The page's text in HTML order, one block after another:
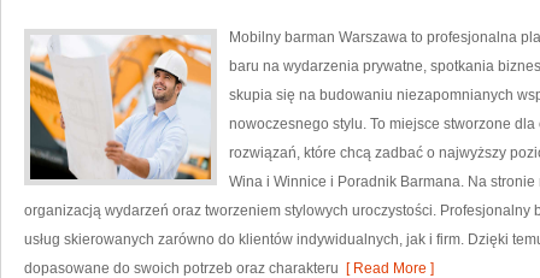
Mobilny barman Warszawa to profesjonalna
baru na wydarzenia prywatne, spotkania
skupia się na budowaniu niezapomnianych
nowoczesnego stylu. To miejsce stworzone
rozwiązań, które chcą zadbać o najwyższy
Wina i Winnice i Poradnik Barmana. Na
organizacją wydarzeń oraz tworzeniem stylowych uroczystości. Profesjonalny
usług skierowanych zarówno do klientów indywidualnych, jak i firm. Dzięki
dopasowane do swoich potrzeb oraz charakteru [ Read More ]